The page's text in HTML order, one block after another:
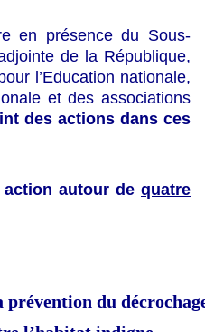
en présence du Sous-
de la République,
l’Education nationale,
et des associations
des actions dans ces
action autour dequatre
du